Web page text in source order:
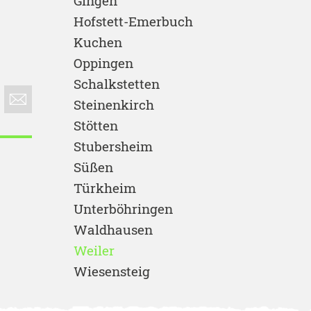
Hofstett-Emerbuch
Kuchen
Oppingen
Schalkstetten
Steinenkirch
Stötten
Stubersheim
Süßen
Türkheim
Unterböhringen
Waldhausen
Weiler
Wiesensteig